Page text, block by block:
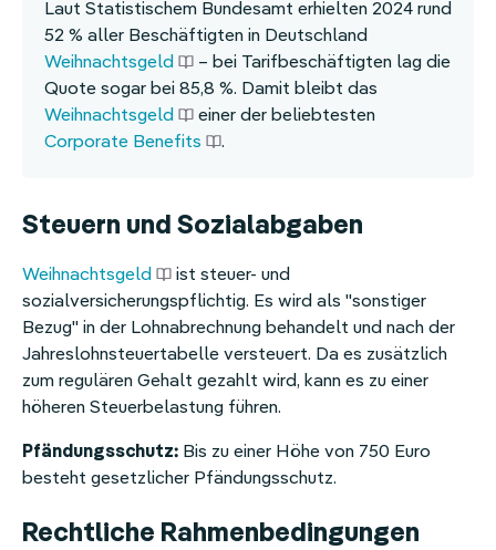
Laut Statistischem Bundesamt erhielten 2024 rund
52 % aller Beschäftigten in Deutschland
Weihnachtsgeld
– bei Tarifbeschäftigten lag die
Quote sogar bei 85,8 %. Damit bleibt das
Weihnachtsgeld
einer der beliebtesten
Corporate Benefits
.
Steuern und Sozialabgaben
Weihnachtsgeld
ist steuer- und
sozialversicherungspflichtig. Es wird als "sonstiger
Bezug" in der Lohnabrechnung behandelt und nach der
Jahreslohnsteuertabelle versteuert. Da es zusätzlich
zum regulären Gehalt gezahlt wird, kann es zu einer
höheren Steuerbelastung führen.
Pfändungsschutz: Bis zu einer Höhe von 750 Euro
besteht gesetzlicher Pfändungsschutz.
Rechtliche Rahmenbedingungen